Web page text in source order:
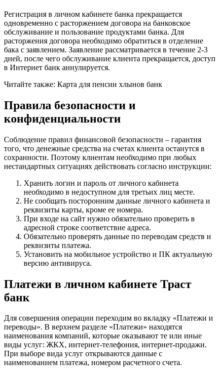
Регистрация в личном кабинете банка прекращается
одновременно с расторжением договора на банковское
обслуживание и пользование продуктами банка. Для
расторжения договора необходимо обратиться в отделение
бака с заявлением. Заявление рассматривается в течение 2-3
дней, после чего обслуживание клиента прекращается, доступ
в Интернет банк аннулируется.
Читайте также: Карта для пенсии хлынов банк
Правила безопасности и
конфиденциальности
Соблюдение правил финансовой безопасности – гарантия
того, что денежные средства на счетах клиента останутся в
сохранности. Поэтому клиентам необходимо при любых
нестандартных ситуациях действовать согласно инструкции:
Хранить логин и пароль от личного кабинета
необходимо в недоступном для третьих лиц месте.
Не сообщать посторонним данные личного кабинета и
реквизиты карты, кроме ее номера.
При входе на сайт нужно обязательно проверить в
адресной строке соответствие адреса.
Обязательно проверять данные по переводам средств и
реквизиты платежа.
Установить на мобильное устройство и ПК актуальную
версию антивируса.
Платежи в личном кабинете Траст
банк
Для совершения операции переходим во вкладку «Платежи и
переводы». В верхнем разделе «Платежи» находятся
наименования компаний, которые оказывают те или иные
виды услуг: ЖКХ, интернет-телефония, интернет-продажи.
При выборе вида услуг открываются данные с
наименованием платежа, номером расчетного счета.